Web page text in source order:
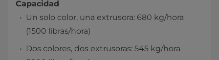
Capacidad
Un solo color, una extrusora: 680 kg/hora
(1500 libras/hora)
Dos colores, dos extrusoras: 545 kg/hora